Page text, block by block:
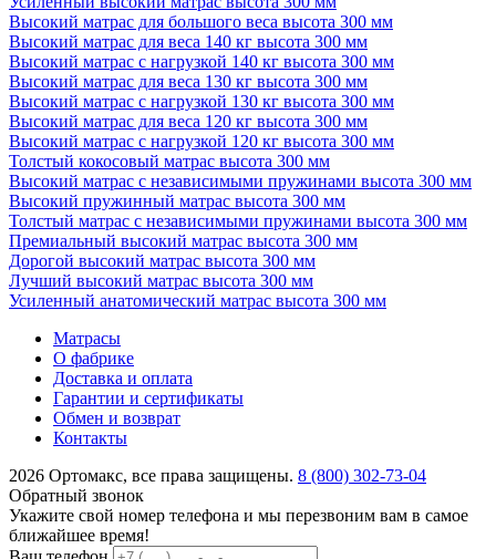
Высокий матрас для большого веса высота 300 мм
Высокий матрас для веса 140 кг высота 300 мм
Высокий матрас с нагрузкой 140 кг высота 300 мм
Высокий матрас для веса 130 кг высота 300 мм
Высокий матрас с нагрузкой 130 кг высота 300 мм
Высокий матрас для веса 120 кг высота 300 мм
Высокий матрас с нагрузкой 120 кг высота 300 мм
Толстый кокосовый матрас высота 300 мм
Высокий матрас с независимыми пружинами высота 300 мм
Высокий пружинный матрас высота 300 мм
Толстый матрас с независимыми пружинами высота 300 мм
Премиальный высокий матрас высота 300 мм
Дорогой высокий матрас высота 300 мм
Лучший высокий матрас высота 300 мм
Усиленный анатомический матрас высота 300 мм
Матрасы
О фабрике
Доставка и оплата
Гарантии и сертификаты
Обмен и возврат
Контакты
2026 Ортомакс, все права защищены. 8 (800) 302-73-04
Обратный звонок
Укажите свой номер телефона и мы перезвоним вам в самое
ближайшее время!